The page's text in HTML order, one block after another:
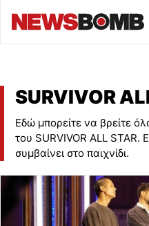
SURVIVOR
Εδώ μπορείτε να βρείτε
του SURVIVOR ALL STAR.
συμβαίνει στο παιχνίδι.